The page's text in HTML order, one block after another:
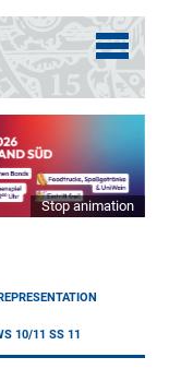
Stop animation
10/11 SS 11